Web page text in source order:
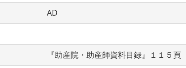
AD
『助産院・助産師資料目録』１１５